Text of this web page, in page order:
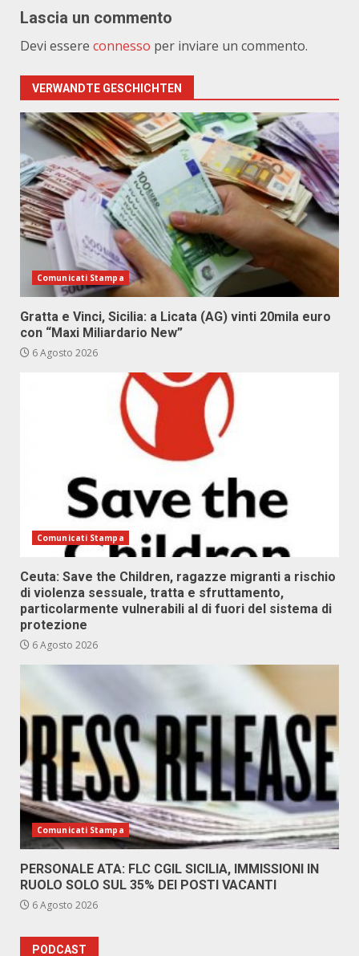
Lascia un commento
Devi essere connesso per inviare un commento.
VERWANDTE GESCHICHTEN
Comunicati Stampa
Gratta e Vinci, Sicilia: a Licata (AG) vinti 20mila euro
con “Maxi Miliardario New”
6 Agosto 2026
Comunicati Stampa
Ceuta: Save the Children, ragazze migranti a rischio
di violenza sessuale, tratta e sfruttamento,
particolarmente vulnerabili al di fuori del sistema di
protezione
6 Agosto 2026
Comunicati Stampa
PERSONALE ATA: FLC CGIL SICILIA, IMMISSIONI IN
RUOLO SOLO SUL 35% DEI POSTI VACANTI
6 Agosto 2026
PODCAST